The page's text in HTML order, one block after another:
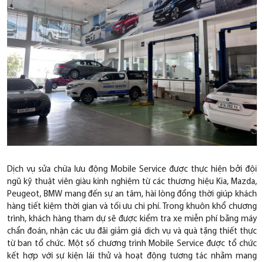
Dịch vụ sửa chữa lưu động Mobile Service được thực hiện bởi đội
ngũ kỹ thuật viên giàu kinh nghiệm từ các thương hiệu Kia, Mazda,
Peugeot, BMW mang đến sự an tâm, hài lòng đồng thời giúp khách
hàng tiết kiệm thời gian và tối ưu chi phí. Trong khuôn khổ chương
trình, khách hàng tham dự sẽ được kiểm tra xe miễn phí bằng máy
chẩn đoán, nhận các ưu đãi giảm giá dịch vụ và quà tặng thiết thực
từ ban tổ chức. Một số chương trình Mobile Service được tổ chức
kết hợp với sự kiện lái thử và hoạt động tương tác nhằm mang